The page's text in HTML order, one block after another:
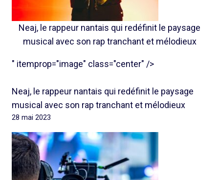
Neaj, le rappeur nantais qui redéfinit le paysage
musical avec son rap tranchant et mélodieux
" itemprop="image" class="center" />
Neaj, le rappeur nantais qui redéfinit le paysage
musical avec son rap tranchant et mélodieux
28 mai 2023